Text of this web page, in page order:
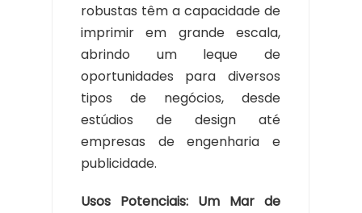
robustas têm a capacidade de
imprimir em grande escala,
abrindo um leque de
oportunidades para diversos
tipos de negócios, desde
estúdios de design até
empresas de engenharia e
publicidade.
Usos Potenciais: Um Mar de